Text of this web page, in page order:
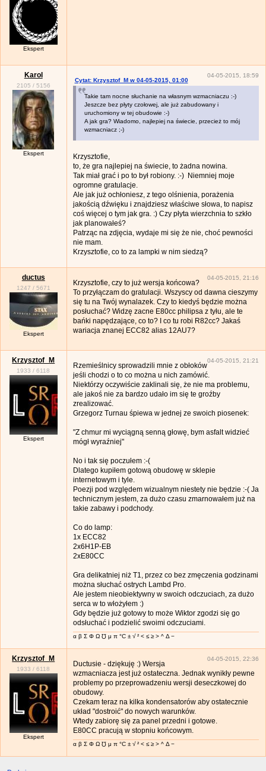
Ekspert
Karol
2105 / 5156
Ekspert
04-05-2015, 18:59
Cytat: Krzysztof_M w 04-05-2015, 01:00
Takie tam nocne słuchanie na własnym wzmacniaczu :-)
Jeszcze bez płyty czołowej, ale już zabudowany i
uruchomiony w tej obudowie :-)
A jak gra? Wiadomo, najlepiej na świecie, przecież to mój
wzmacniacz ;-)
Krzysztofie,
to, że gra najlepiej na świecie, to żadna nowina.
Tak miał grać i po to był robiony. :-) Niemniej moje
ogromne gratulacje.
Ale jak już ochłoniesz, z tego olśnienia, porażenia
jakością dźwięku i znajdziesz właściwe słowa, to napisz
coś więcej o tym jak gra. :) Czy płyta wierzchnia to szkło
jak planowałeś?
Patrząc na zdjęcia, wydaje mi się że nie, choć pewności
nie mam.
Krzysztofie, co to za lampki w nim siedzą?
ductus
1247 / 5671
Ekspert
04-05-2015, 21:16
Krzysztofie, czy to już wersja końcowa?
To przyłączam do gratulacji. Wszyscy od dawna cieszymy
się tu na Twój wynalazek. Czy to kiedyś będzie można
posłuchać? Widzę zacne E80cc philipsa z tyłu, ale te
bańki napędzające, co to? I co tu robi R82cc? Jakaś
wariacja znanej ECC82 alias 12AU7?
Krzysztof_M
1933 /6118
Ekspert
04-05-2015, 21:21
Rzemieślnicy sprowadzili mnie z obłoków
jeśli chodzi o to co można u nich zamówić.
Niektórzy oczywiście zaklinali się, że nie ma problemu,
ale jakoś nie za bardzo udało im się te groźby
zrealizować.
Grzegorz Turnau śpiewa w jednej ze swoich piosenek:
"Z chmur mi wyciągną senną głowę, bym asfalt widzieć
mógł wyraźniej"
No i tak się poczułem :-(
Dlatego kupiłem gotową obudowę w sklepie
internetowym i tyle.
Poezji pod względem wizualnym niestety nie będzie :-( Ja
technicznym jestem, za dużo czasu zmarnowałem już na
takie zabawy i podchody.
Co do lamp:
1x ECC82
2x6H1P-EB
2xE80CC
Gra delikatniej niż T1, przez co bez zmęczenia godzinami
można słuchać ostrych Lambd Pro.
Ale jestem nieobiektywny w swoich odczuciach, za dużo
serca w to włożyłem :)
Gdy będzie już gotowy to może Wiktor zgodzi się go
odsłuchać i podzielić swoimi odczuciami.
α β Σ Φ Ω ℧ μ π °C ± √ ² < ≤ ≥ > ^ Δ −
Krzysztof_M
1933 /6118
Ekspert
04-05-2015, 22:36
Ductusie - dziękuję :) Wersja
wzmacniacza jest już ostateczna. Jednak wynikły pewne
problemy po przeprowadzeniu wersji deseczkowej do
obudowy.
Czekam teraz na kilka kondensatorów aby ostatecznie
układ "dostroić" do nowych warunków.
Wtedy zabiorę się za panel przedni i gotowe.
E80CC pracują w stopniu końcowym.
α β Σ Φ Ω ℧ μ π °C ± √ ² < ≤ ≥ > ^ Δ −